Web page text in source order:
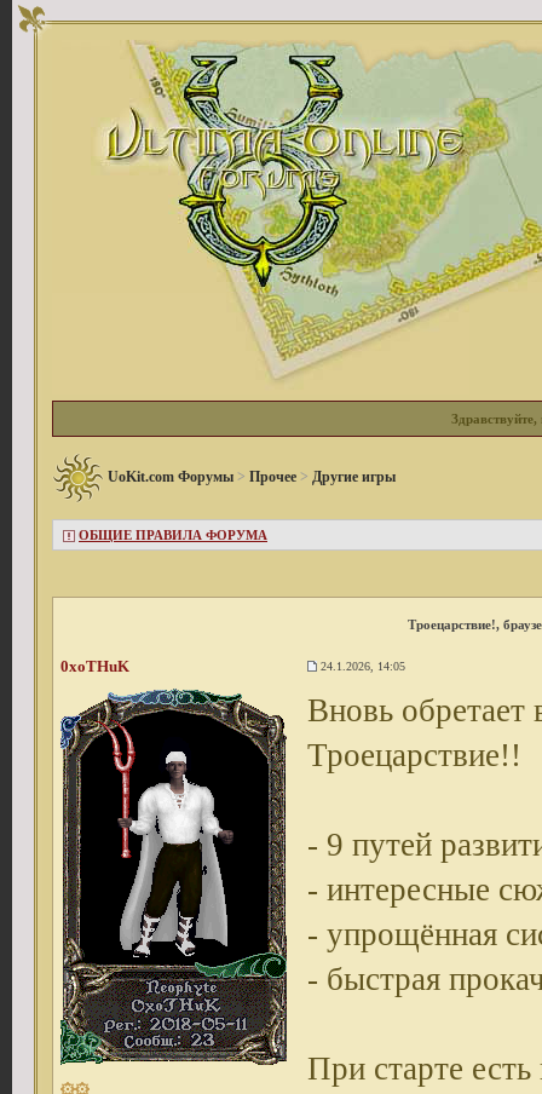
Здравствуйте,
UoKit.com Форумы > Прочее > Другие игры
ОБЩИЕ ПРАВИЛА ФОРУМА
Троецарствие!,
0xoTHuK 24.1.2026, 14:05
Вновь обретает
Троецарствие!!
- 9 путей
- интересные
- упрощённая
- быстрая
При старте